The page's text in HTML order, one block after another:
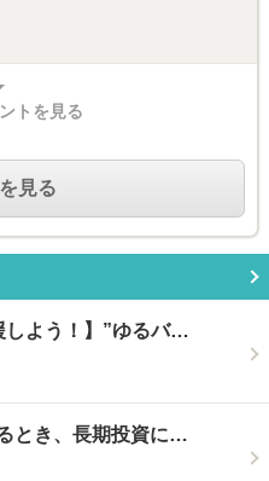
トを見る
見る
しよう！】”ゆるバ…
とき、長期投資に…